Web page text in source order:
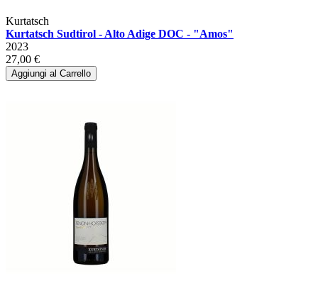
Kurtatsch
Kurtatsch Sudtirol - Alto Adige DOC - "Amos"
2023
27,00 €
Aggiungi al Carrello